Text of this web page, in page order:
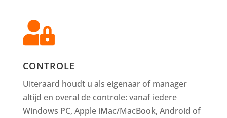

CONTROLE
Uiteraard houdt u als eigenaar of manager
altijd en overal de controle: vanaf iedere
Windows PC, Apple iMac/MacBook, Android of